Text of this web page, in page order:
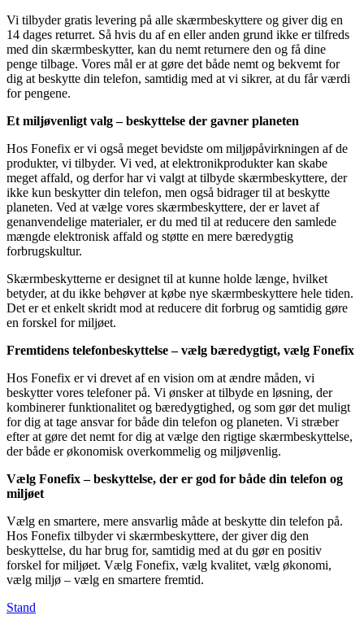
Vi tilbyder gratis levering på alle skærmbeskyttere og giver dig en
14 dages returret. Så hvis du af en eller anden grund ikke er tilfreds
med din skærmbeskytter, kan du nemt returnere den og få dine
penge tilbage. Vores mål er at gøre det både nemt og bekvemt for
dig at beskytte din telefon, samtidig med at vi sikrer, at du får værdi
for pengene.
Et miljøvenligt valg – beskyttelse der gavner planeten
Hos Fonefix er vi også meget bevidste om miljøpåvirkningen af de
produkter, vi tilbyder. Vi ved, at elektronikprodukter kan skabe
meget affald, og derfor har vi valgt at tilbyde skærmbeskyttere, der
ikke kun beskytter din telefon, men også bidrager til at beskytte
planeten. Ved at vælge vores skærmbeskyttere, der er lavet af
genanvendelige materialer, er du med til at reducere den samlede
mængde elektronisk affald og støtte en mere bæredygtig
forbrugskultur.
Skærmbeskytterne er designet til at kunne holde længe, hvilket
betyder, at du ikke behøver at købe nye skærmbeskyttere hele tiden.
Det er et enkelt skridt mod at reducere dit forbrug og samtidig gøre
en forskel for miljøet.
Fremtidens telefonbeskyttelse – vælg bæredygtigt, vælg Fonefix
Hos Fonefix er vi drevet af en vision om at ændre måden, vi
beskytter vores telefoner på. Vi ønsker at tilbyde en løsning, der
kombinerer funktionalitet og bæredygtighed, og som gør det muligt
for dig at tage ansvar for både din telefon og planeten. Vi stræber
efter at gøre det nemt for dig at vælge den rigtige skærmbeskyttelse,
der både er økonomisk overkommelig og miljøvenlig.
Vælg Fonefix – beskyttelse, der er god for både din telefon og
miljøet
Vælg en smartere, mere ansvarlig måde at beskytte din telefon på.
Hos Fonefix tilbyder vi skærmbeskyttere, der giver dig den
beskyttelse, du har brug for, samtidig med at du gør en positiv
forskel for miljøet. Vælg Fonefix, vælg kvalitet, vælg økonomi,
vælg miljø – vælg en smartere fremtid.
Stand